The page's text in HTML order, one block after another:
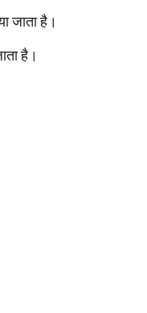
जाता है।
है।